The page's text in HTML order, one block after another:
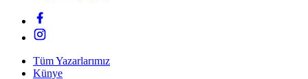
Tüm Yazarlarımız
Künye